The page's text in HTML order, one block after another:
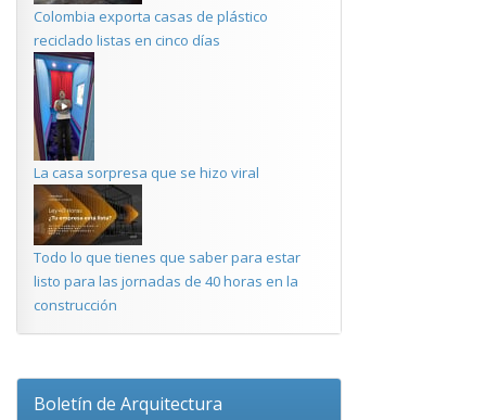
Colombia exporta casas de plástico
reciclado listas en cinco días
La casa sorpresa que se hizo viral
Todo lo que tienes que saber para estar
listo para las jornadas de 40 horas en la
construcción
Boletín de Arquitectura